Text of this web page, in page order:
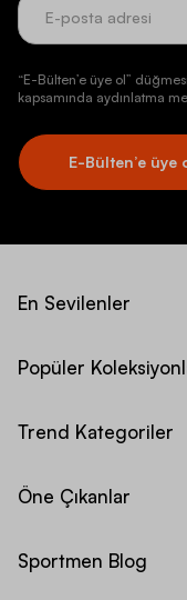
“E-Bülten’e üye ol”
kapsamında aydınlatma
E-Bülten’e üye
En Sevilenler
Popüler
Trend Kategoriler
Öne Çıkanlar
Sportmen Blog